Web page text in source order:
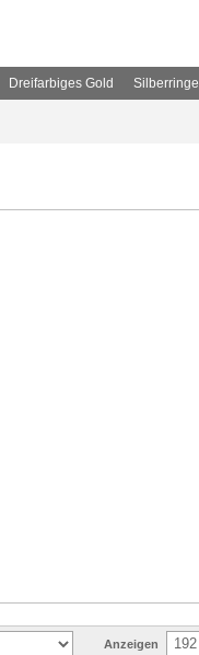
Dreifarbiges Gold Silberringe
Anzeigen